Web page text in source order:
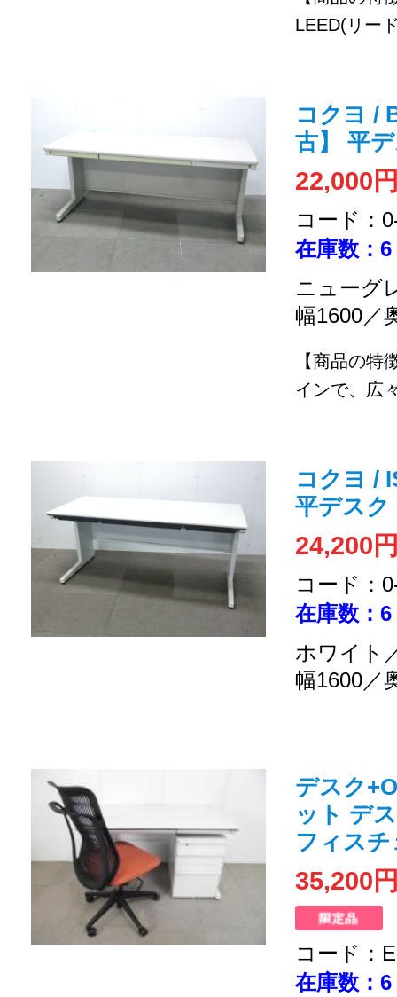
LEED(リー
コクヨ /
古】 平
22,000
コード：
在庫数：6
ニューグ
幅1600／
【商品の特
インで、広
コクヨ /
平デスク
24,200
コード：
在庫数：6
ホワイト
幅1600／
デスク
ット デ
フィスチ
35,200
コード：
在庫数：6